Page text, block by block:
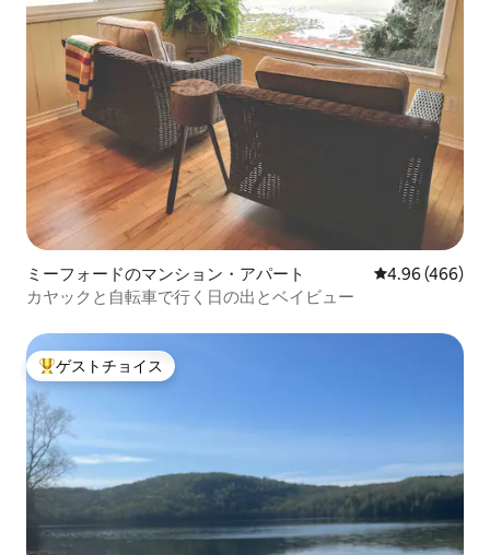
ミーフォードのマンション・アパート レビュー466
4.96 (466)
カヤックと自転車で行く日の出とベイビュー
大好評のゲストチョイスです。
ゲストチョイス